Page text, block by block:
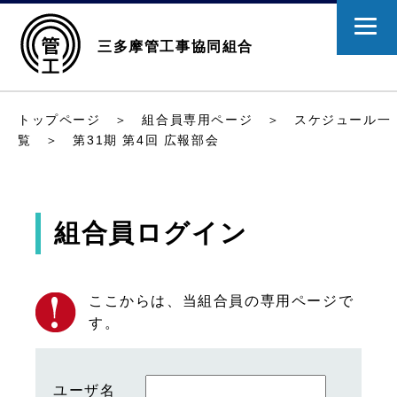
三多摩管工事協同組合
トップページ ＞組合員専用ページ ＞
スケジュール一
覧
＞ 第31期 第4回 広報部会
組合員ログイン
ここからは、当組合員の専用ページで
す。
ユーザ名